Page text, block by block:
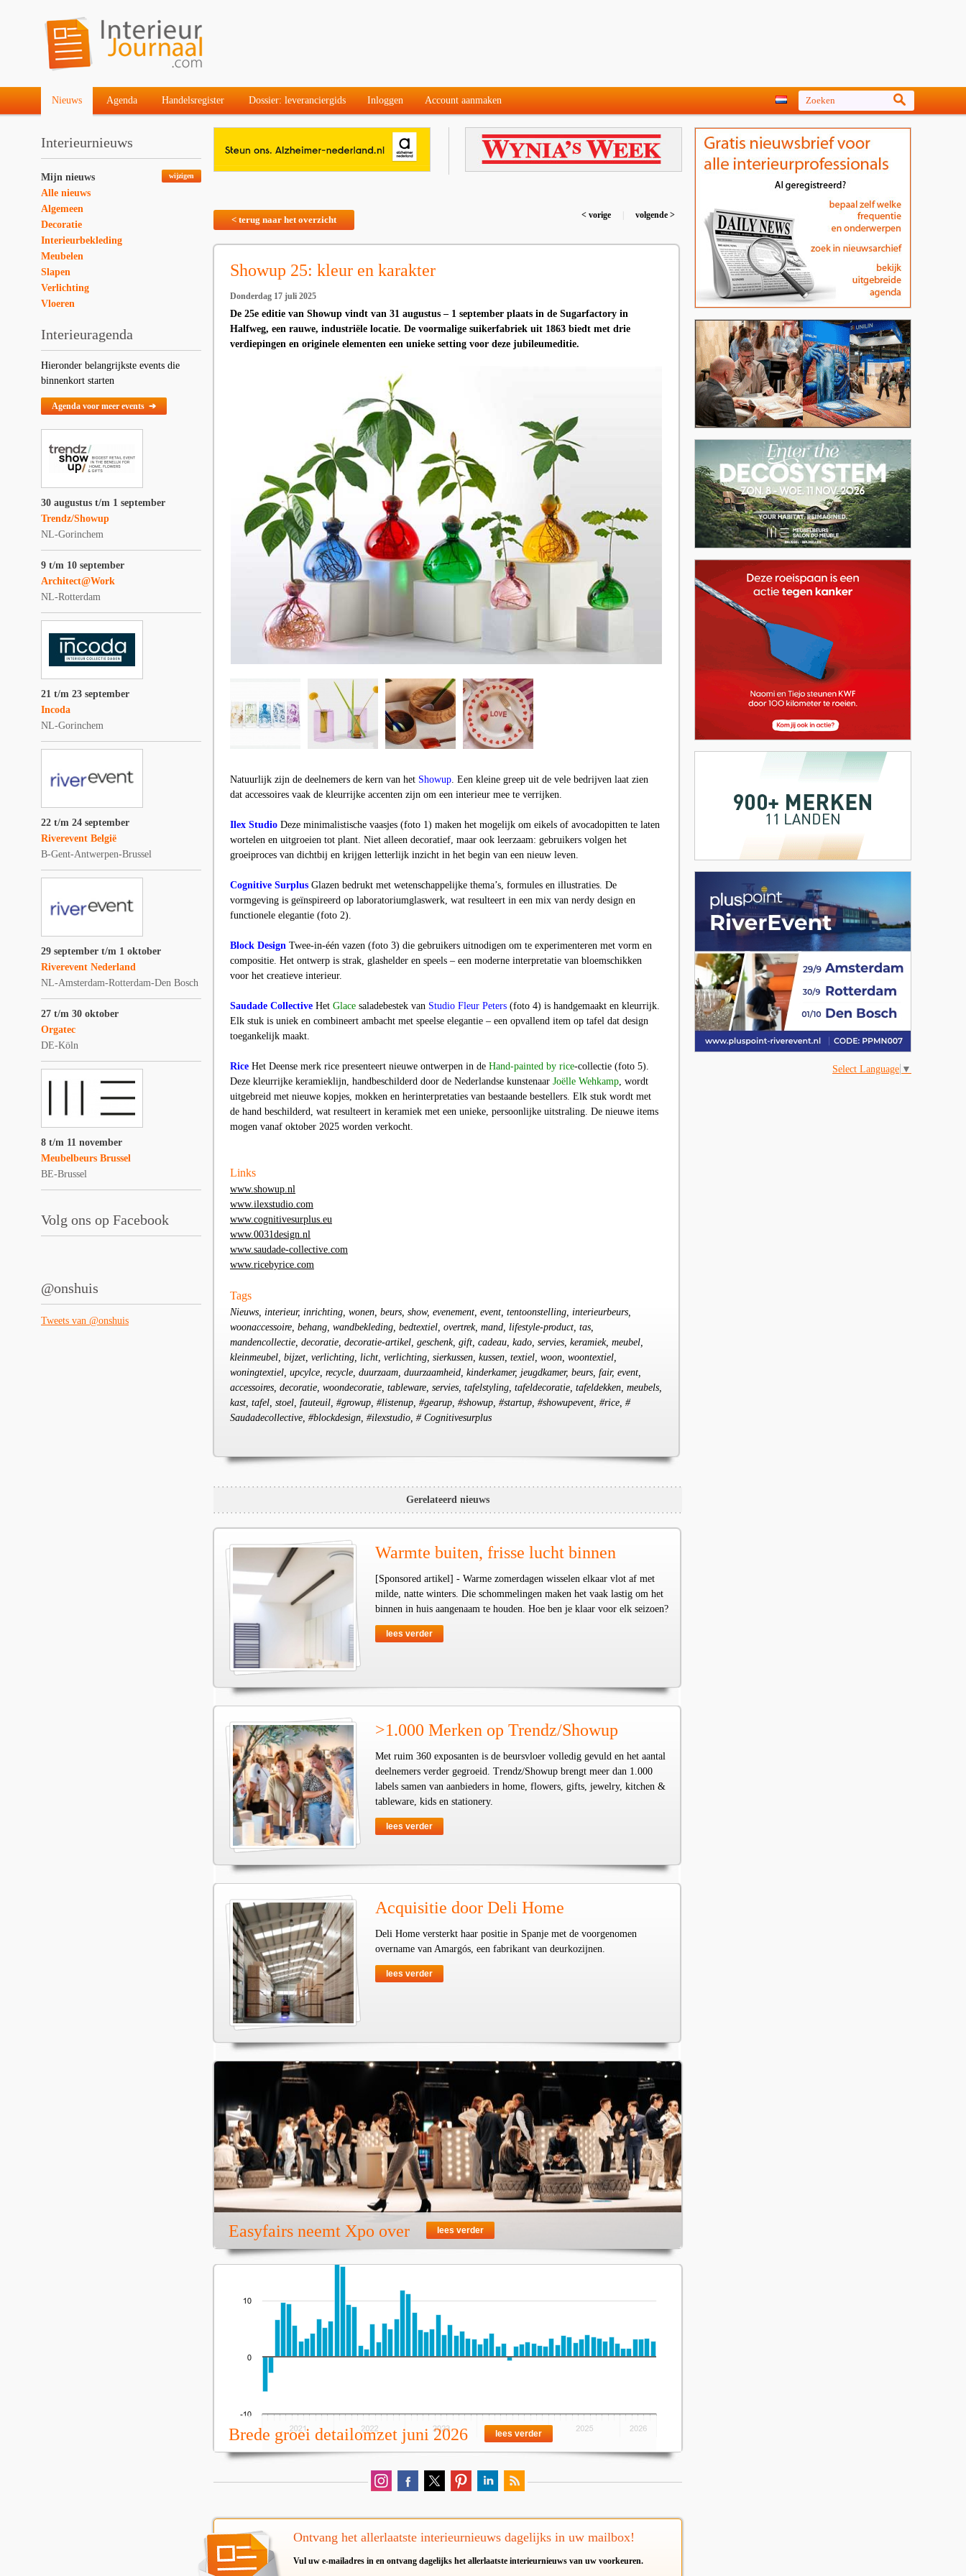
Nieuws Agenda Handelsregister Dossier: leveranciergids Inloggen Account aanmaken
Interieurnieuws
wijzigen
Mijn nieuws
Alle nieuws
Algemeen
Decoratie
Interieurbekleding
Meubelen
Slapen
Verlichting
Vloeren
Interieuragenda
Hieronder belangrijkste events die
binnenkort starten
Agenda voor meer events ➔
30 augustus t/m 1 september
Trendz/Showup
NL-Gorinchem
9 t/m 10 september
Architect@Work
NL-Rotterdam
21 t/m 23 september
Incoda
NL-Gorinchem
22 t/m 24 september
Riverevent België
B-Gent-Antwerpen-Brussel
29 september t/m 1 oktober
Riverevent Nederland
NL-Amsterdam-Rotterdam-Den Bosch
27 t/m 30 oktober
Orgatec
DE-Köln
8 t/m 11 november
Meubelbeurs Brussel
BE-Brussel
Volg ons op Facebook
@onshuis
Tweets van @onshuis
< terug naar het overzicht < vorige volgende >
Showup 25: kleur en karakter
Donderdag 17 juli 2025
De 25e editie van Showup vindt van 31 augustus – 1 september plaats in de Sugarfactory in
Halfweg, een rauwe, industriële locatie. De voormalige suikerfabriek uit 1863 biedt met drie
verdiepingen en originele elementen een unieke setting voor deze jubileumeditie.
Natuurlijk zijn de deelnemers de kern van het Showup. Een kleine greep uit de vele bedrijven laat zien
dat accessoires vaak de kleurrijke accenten zijn om een interieur mee te verrijken.
Ilex Studio Deze minimalistische vaasjes (foto 1) maken het mogelijk om eikels of avocadopitten te laten
wortelen en uitgroeien tot plant. Niet alleen decoratief, maar ook leerzaam: gebruikers volgen het
groeiproces van dichtbij en krijgen letterlijk inzicht in het begin van een nieuw leven.
Cognitive Surplus Glazen bedrukt met wetenschappelijke thema’s, formules en illustraties. De
vormgeving is geïnspireerd op laboratoriumglaswerk, wat resulteert in een mix van nerdy design en
functionele elegantie (foto 2).
Block Design Twee-in-één vazen (foto 3) die gebruikers uitnodigen om te experimenteren met vorm en
compositie. Het ontwerp is strak, glashelder en speels – een moderne interpretatie van bloemschikken
voor het creatieve interieur.
Saudade Collective Het Glace saladebestek van Studio Fleur Peters (foto 4) is handgemaakt en kleurrijk.
Elk stuk is uniek en combineert ambacht met speelse elegantie – een opvallend item op tafel dat design
toegankelijk maakt.
Rice Het Deense merk rice presenteert nieuwe ontwerpen in de Hand-painted by rice-collectie (foto 5).
Deze kleurrijke keramieklijn, handbeschilderd door de Nederlandse kunstenaar Joëlle Wehkamp, wordt
uitgebreid met nieuwe kopjes, mokken en herinterpretaties van bestaande bestellers. Elk stuk wordt met
de hand beschilderd, wat resulteert in keramiek met een unieke, persoonlijke uitstraling. De nieuwe items
mogen vanaf oktober 2025 worden verkocht.
Links
www.showup.nl
www.ilexstudio.com
www.cognitivesurplus.eu
www.0031design.nl
www.saudade-collective.com
www.ricebyrice.com
Tags
Nieuws, interieur, inrichting, wonen, beurs, show, evenement, event, tentoonstelling, interieurbeurs,
woonaccessoire, behang, wandbekleding, bedtextiel, overtrek, mand, lifestyle-product, tas,
mandencollectie, decoratie, decoratie-artikel, geschenk, gift, cadeau, kado, servies, keramiek, meubel,
kleinmeubel, bijzet, verlichting, licht, verlichting, sierkussen, kussen, textiel, woon, woontextiel,
woningtextiel, upcylce, recycle, duurzaam, duurzaamheid, kinderkamer, jeugdkamer, beurs, fair, event,
accessoires, decoratie, woondecoratie, tableware, servies, tafelstyling, tafeldecoratie, tafeldekken, meubels,
kast, tafel, stoel, fauteuil, #growup, #listenup, #gearup, #showup, #startup, #showupevent, #rice, #
Saudadecollective, #blockdesign, #ilexstudio, # Cognitivesurplus
Gerelateerd nieuws
Warmte buiten, frisse lucht binnen
[Sponsored artikel] - Warme zomerdagen wisselen elkaar vlot af met
milde, natte winters. Die schommelingen maken het vaak lastig om het
binnen in huis aangenaam te houden. Hoe ben je klaar voor elk seizoen?
lees verder
>1.000 Merken op Trendz/Showup
Met ruim 360 exposanten is de beursvloer volledig gevuld en het aantal
deelnemers verder gegroeid. Trendz/Showup brengt meer dan 1.000
labels samen van aanbieders in home, flowers, gifts, jewelry, kitchen &
tableware, kids en stationery.
lees verder
Acquisitie door Deli Home
Deli Home versterkt haar positie in Spanje met de voorgenomen
overname van Amargós, een fabrikant van deurkozijnen.
lees verder
Easyfairs neemt Xpo over lees verder
Brede groei detailomzet juni 2026 lees verder
Ontvang het allerlaatste interieurnieuws dagelijks in uw mailbox!
Vul uw e-mailadres in en ontvang dagelijks het allerlaatste interieurnieuws van uw voorkeuren.
Select Language ▼